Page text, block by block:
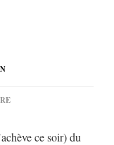
SUR
D’ANNEce soir) du